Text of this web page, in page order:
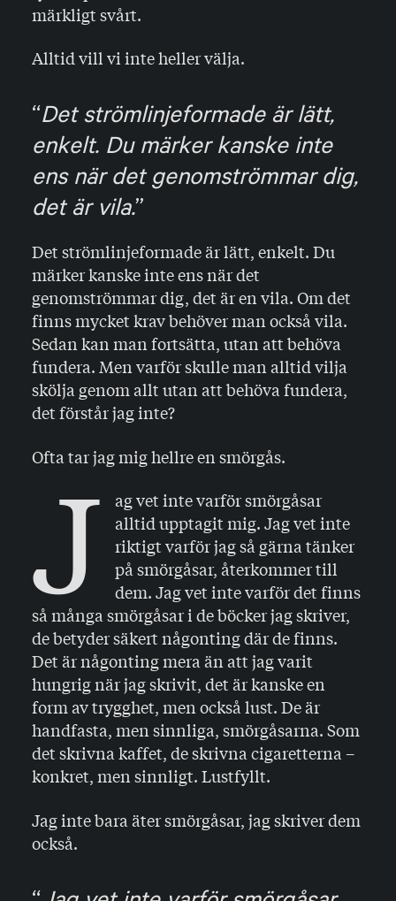
märkligt svårt.
Alltid vill vi inte heller välja.
Det strömlinjeformade är lätt,
enkelt. Du märker kanske inte
ens när det genomströmmar dig,
det är vila.
Det strömlinjeformade är lätt, enkelt. Du
märker kanske inte ens när det
genomströmmar dig, det är en vila. Om det
finns mycket krav behöver man också vila.
Sedan kan man fortsätta, utan att behöva
fundera. Men varför skulle man alltid vilja
skölja genom allt utan att behöva fundera,
det förstår jag inte?
Ofta tar jag mig hellre en smörgås.
J
ag vet inte varför smörgåsar
alltid upptagit mig. Jag vet inte
riktigt varför jag så gärna tänker
på smörgåsar, återkommer till
dem. Jag vet inte varför det finns
så många smörgåsar i de böcker jag skriver,
de betyder säkert någonting där de finns.
Det är någonting mera än att jag varit
hungrig när jag skrivit, det är kanske en
form av trygghet, men också lust. De är
handfasta, men sinnliga, smörgåsarna. Som
det skrivna kaffet, de skrivna cigaretterna –
konkret, men sinnligt. Lustfyllt.
Jag inte bara äter smörgåsar, jag skriver dem
också.